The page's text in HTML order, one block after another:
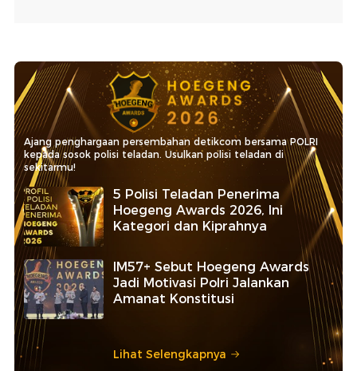
Ajang penghargaan persembahan detikcom bersama POLRI
kepada sosok polisi teladan. Usulkan polisi teladan di
sekitarmu!
5 Polisi Teladan Penerima
Hoegeng Awards 2026, Ini
Kategori dan Kiprahnya
IM57+ Sebut Hoegeng Awards
Jadi Motivasi Polri Jalankan
Amanat Konstitusi
Lihat Selengkapnya